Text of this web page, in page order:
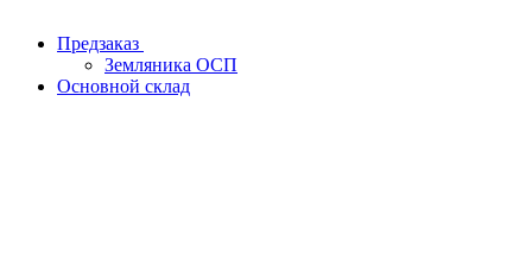
Предзаказ
Земляника ОСП
Основной склад